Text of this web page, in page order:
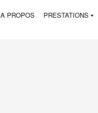
A PROPOS PRESTATIONS